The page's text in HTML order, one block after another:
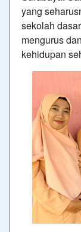
yang
sekolah
mengurus
kehidupan